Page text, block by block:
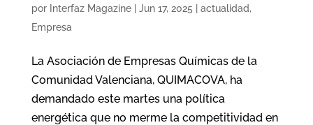
por Interfaz Magazine| Jun 17, 2025 actualidad,
Empresa
La Asociación de Empresas Químicas de la
Comunidad Valenciana, QUIMACOVA, ha
demandado este martes una política
energética que no merme la competitividad en